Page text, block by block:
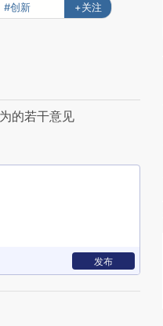
#创新 +关注
的若干意见
发布